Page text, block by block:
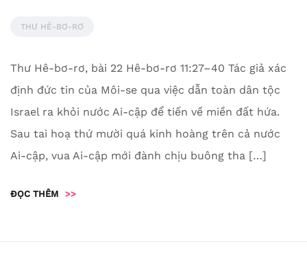
THƯ HÊ-BƠ-RƠ
Thư Hê-bơ-rơ, bài 22 Hê-bơ-rơ 11:27–40 Tác giả xác
định đức tin của Môi-se qua việc dẫn toàn dân tộc
Israel ra khỏi nước Ai-cập để tiến về miền đất hứa.
Sau tai hoạ thứ mười quá kinh hoàng trên cả nước
Ai-cập, vua Ai-cập mới đành chịu buông tha […]
ĐỌC THÊM >>